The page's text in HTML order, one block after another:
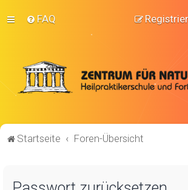
FAQ
Startseite Foren-Übersicht